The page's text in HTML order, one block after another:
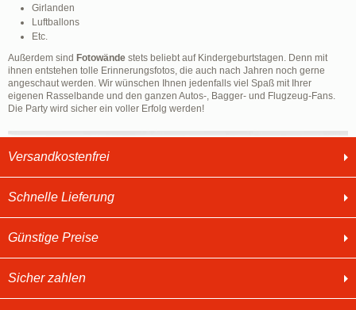
Versandkostenfrei
Schnelle Lieferung
Günstige Preise
Sicher zahlen
Girlanden
Luftballons
Etc.
Außerdem sind Fotowände stets beliebt auf Kindergeburtstagen. Denn mit
ihnen entstehen tolle Erinnerungsfotos, die auch nach Jahren noch gerne
angeschaut werden. Wir wünschen Ihnen jedenfalls viel Spaß mit Ihrer
eigenen Rasselbande und den ganzen Autos-, Bagger- und Flugzeug-Fans.
Die Party wird sicher ein voller Erfolg werden!